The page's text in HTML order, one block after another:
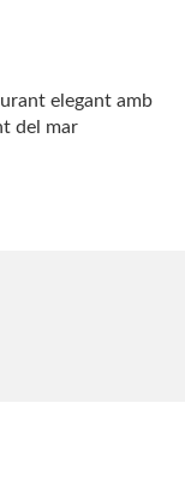
elegant amb
del mar